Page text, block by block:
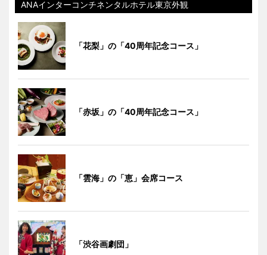
ANAインターコンチネンタルホテル東京外観
「花梨」の「40周年記念コース」
「赤坂」の「40周年記念コース」
「雲海」の「恵」会席コース
「渋谷画劇団」